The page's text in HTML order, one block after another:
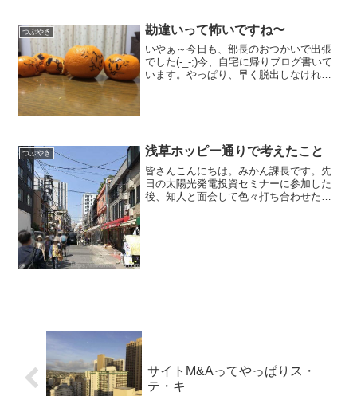
緒に過ごしたいと思って...
つぶやき 勘違いって怖いですね〜
いやぁ～今日も、部長のおつかいで出張
でした(-_-;)今、自宅に帰りブログ書いて
います。やっぱり、早く脱出しなけれ
つぶやき 浅草ホッピー通りで考えたこと
皆さんこんにちは。みかん課長です。先
日の太陽光発電投資セミナーに参加した
後、知人と面会して色々打ち合わせた
サイトM&Aってやっぱりス・
テ・キ